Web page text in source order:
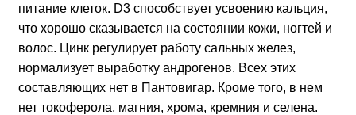
питание клеток. D3 способствует усвоению кальция,
что хорошо сказывается на состоянии кожи, ногтей и
волос. Цинк регулирует работу сальных желез,
нормализует выработку андрогенов. Всех этих
составляющих нет в Пантовигар. Кроме того, в нем
нет токоферола, магния, хрома, кремния и селена.